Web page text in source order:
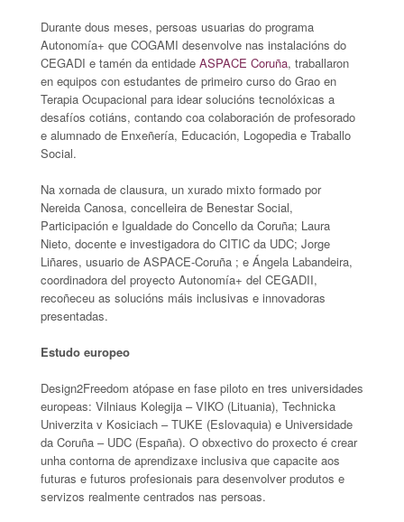
Durante dous meses, persoas usuarias do programa
Autonomía+ que COGAMI desenvolve nas instalacións do
CEGADI e tamén da entidade ASPACE Coruña, traballaron
en equipos con estudantes de primeiro curso do Grao en
Terapia Ocupacional para idear solucións tecnolóxicas a
desafíos cotiáns, contando coa colaboración de profesorado
e alumnado de Enxeñería, Educación, Logopedia e Traballo
Social.
Na xornada de clausura, un xurado mixto formado por
Nereida Canosa, concelleira de Benestar Social,
Participación e Igualdade do Concello da Coruña; Laura
Nieto, docente e investigadora do CITIC da UDC; Jorge
Liñares, usuario de ASPACE-Coruña ; e Ángela Labandeira,
coordinadora del proyecto Autonomía+ del CEGADII,
recoñeceu as solucións máis inclusivas e innovadoras
presentadas.
Estudo europeo
Design2Freedom atópase en fase piloto en tres universidades
europeas: Vilniaus Kolegija – VIKO (Lituania), Technicka
Univerzita v Kosiciach – TUKE (Eslovaquia) e Universidade
da Coruña – UDC (España). O obxectivo do proxecto é crear
unha contorna de aprendizaxe inclusiva que capacite aos
futuras e futuros profesionais para desenvolver produtos e
servizos realmente centrados nas persoas.